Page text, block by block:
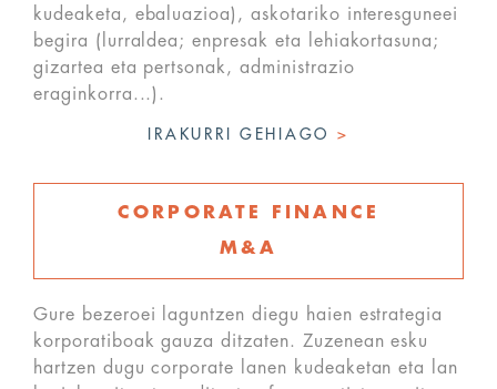
kudeaketa, ebaluazioa), askotariko interesguneei
begira (lurraldea; enpresak eta lehiakortasuna;
gizartea eta pertsonak, administrazio
eraginkorra...).
IRAKURRI GEHIAGO >
CORPORATE FINANCE
M&A
Gure bezeroei laguntzen diegu haien estrategia
korporatiboak gauza ditzaten. Zuzenean esku
hartzen dugu corporate lanen kudeaketan eta lan